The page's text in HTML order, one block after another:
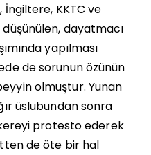
KKTC ve
düşünülen, dayatmacı
yapılması
de sorunun özünün
olmuştur. Yunan
üslubundan sonra
protesto ederek
de öte bir hal